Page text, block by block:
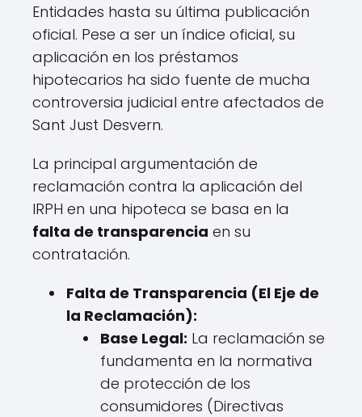
Entidades hasta su última publicación
oficial. Pese a ser un índice oficial, su
aplicación en los préstamos
hipotecarios ha sido fuente de mucha
controversia judicial entre afectados de
Sant Just Desvern.
La principal argumentación de
reclamación contra la aplicación del
IRPH en una hipoteca se basa en la
falta de transparencia en su
contratación.
Falta de Transparencia (El Eje de
la Reclamación):
Base Legal: La reclamación se
fundamenta en la normativa
de protección de los
consumidores (Directivas